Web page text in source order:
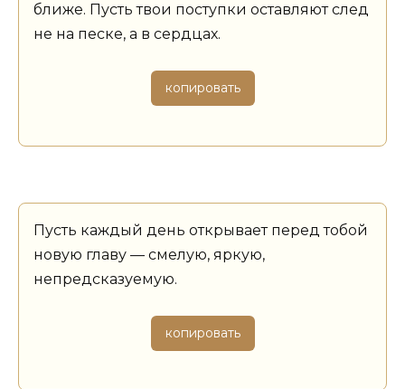
ближе. Пусть твои поступки оставляют след
не на песке, а в сердцах.
копировать
Пусть каждый день открывает перед тобой
новую главу — смелую, яркую,
непредсказуемую.
копировать